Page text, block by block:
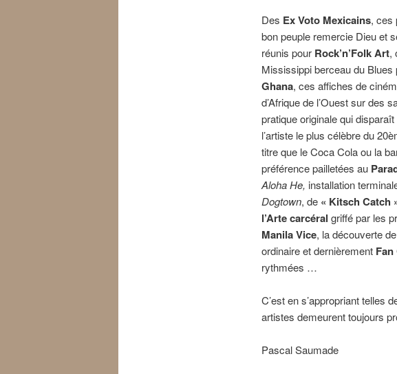
Des Ex Voto Mexicains, ces
bon peuple remercie Dieu et
réunis pour Rock’n’Folk Art,
Mississippi berceau du Blues
Ghana, ces affiches de
d’Afrique de l’Ouest sur des
pratique originale qui
l’artiste le plus célèbre du
titre que le Coca Cola ou la
préférence pailletées au
Aloha He, installation
Dogtown, de « Kitsch Catch
l’Arte carcéral griffé par les
Manila Vice, la découverte
ordinaire et dernièrement
rythmées …
C’est en s’appropriant telles
artistes demeurent toujours
Pascal Saumade